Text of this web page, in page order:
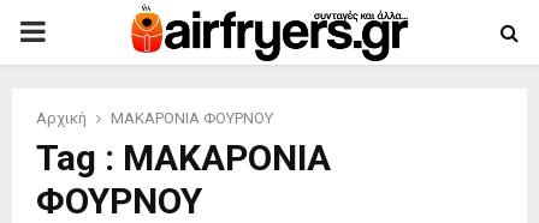
PRIMARY
Αρχική ΜΑΚΑΡΟΝΙΑ ΦΟΥΡΝΟΥ
Tag : ΜΑΚΑΡΟΝΙΑ
ΦΟΥΡΝΟΥ